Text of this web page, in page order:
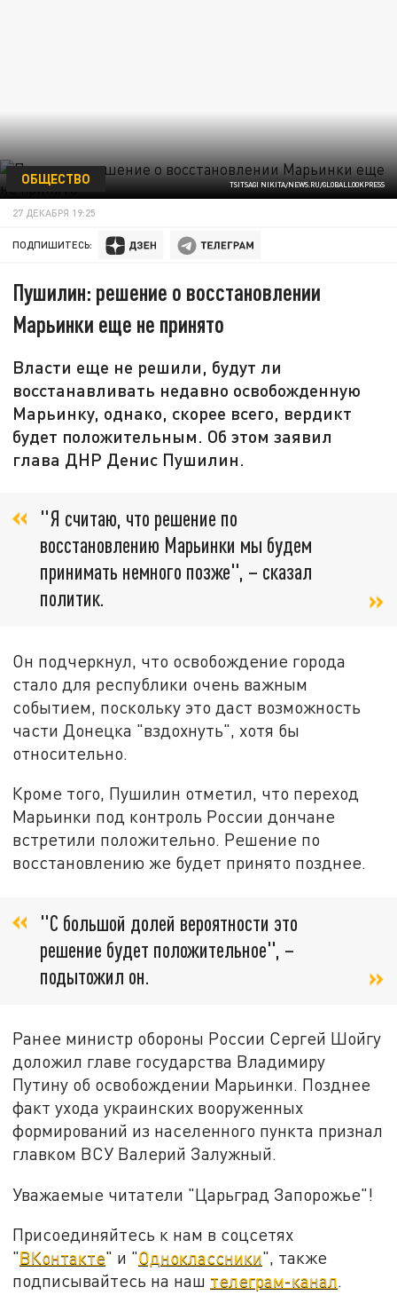
TSITSAGI NIKITA/NEWS.RU/GLOBALLOOKPRESS
ОБЩЕСТВО
27 ДЕКАБРЯ 19:25
ПОДПИШИТЕСЬ:
Пушилин: решение о восстановлении
Марьинки еще не принято
Власти еще не решили, будут ли
восстанавливать недавно освобожденную
Марьинку, однако, скорее всего, вердикт
будет положительным. Об этом заявил
глава ДНР Денис Пушилин.
"Я считаю, что решение по
восстановлению Марьинки мы будем
принимать немного позже", – сказал
политик.
Он подчеркнул, что освобождение города
стало для республики очень важным
событием, поскольку это даст возможность
части Донецка "вздохнуть", хотя бы
относительно.
Кроме того, Пушилин отметил, что переход
Марьинки под контроль России дончане
встретили положительно. Решение по
восстановлению же будет принято позднее.
"С большой долей вероятности это
решение будет положительное", –
подытожил он.
Ранее министр обороны России Сергей Шойгу
доложил главе государства Владимиру
Путину об освобождении Марьинки. Позднее
факт ухода украинских вооруженных
формирований из населенного пункта признал
главком ВСУ Валерий Залужный.
Уважаемые читатели "Царьград Запорожье"!
Присоединяйтесь к нам в соцсетях
"ВКонтакте" и "Одноклассники", также
подписывайтесь на наш телеграм-канал.